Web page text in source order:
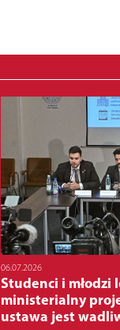
06.07.2026
Studenci i
ministerialny
ustawa jest